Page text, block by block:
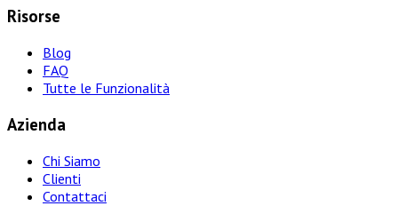
Risorse
Blog
FAQ
Tutte le Funzionalità
Azienda
Chi Siamo
Clienti
Contattaci